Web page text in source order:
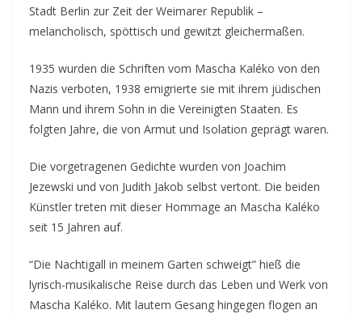
Stadt Berlin zur Zeit der Weimarer Republik –
melancholisch, spöttisch und gewitzt gleichermaßen.
1935 wurden die Schriften vom Mascha Kaléko von den
Nazis verboten, 1938 emigrierte sie mit ihrem jüdischen
Mann und ihrem Sohn in die Vereinigten Staaten. Es
folgten Jahre, die von Armut und Isolation geprägt waren.
Die vorgetragenen Gedichte wurden von Joachim
Jezewski und von Judith Jakob selbst vertont. Die beiden
Künstler treten mit dieser Hommage an Mascha Kaléko
seit 15 Jahren auf.
“Die Nachtigall in meinem Garten schweigt” hieß die
lyrisch-musikalische Reise durch das Leben und Werk von
Mascha Kaléko. Mit lautem Gesang hingegen flogen an